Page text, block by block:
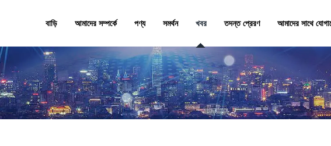
বাড়ি
আমাদের সম্পর্কে পণ্য সমর্থন খবর তদন্ত প্রেরণ আমাদের সাথে